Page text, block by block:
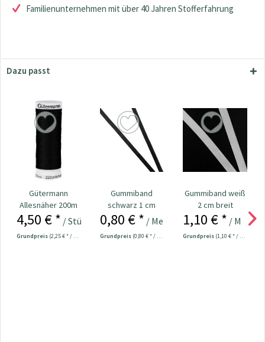
Familienunternehmen mit über 40 Jahren Stofferfahrung
Dazu passt
Gütermann
Allesnäher 200m
Fb. 000 - schwarz
4,50 € * / Stück
Grundpreis (2,25 € * / 100 Meter)
Gummiband
schwarz 1 cm
breit
0,80 € * / Meter
Grundpreis (0,80 € * / 1 Meter)
Gummiband weiß
2 cm breit
1,10 € * / Meter
Grundpreis (1,10 € * / 1 Meter)